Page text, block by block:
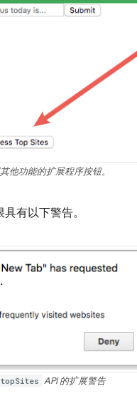
他功能的扩展程序按钮。
有以下警告。
topSites API 的扩展警告